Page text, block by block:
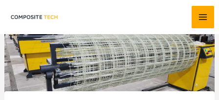
al
contenuto